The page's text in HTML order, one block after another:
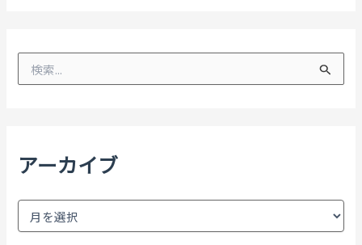
アーカイブ
ア